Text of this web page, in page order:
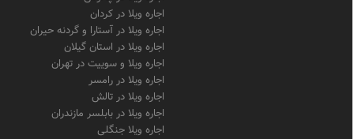
اجاره ویلا در کردان
اجاره ویلا در آستارا و گردنه حیران
اجاره ویلا در استان گیلان
اجاره ویلا و سوییت در تهران
اجاره ویلا در رامسر
اجاره ویلا در تالش
اجاره ویلا در بابلسر مازندران
اجاره ویلا جنگلی